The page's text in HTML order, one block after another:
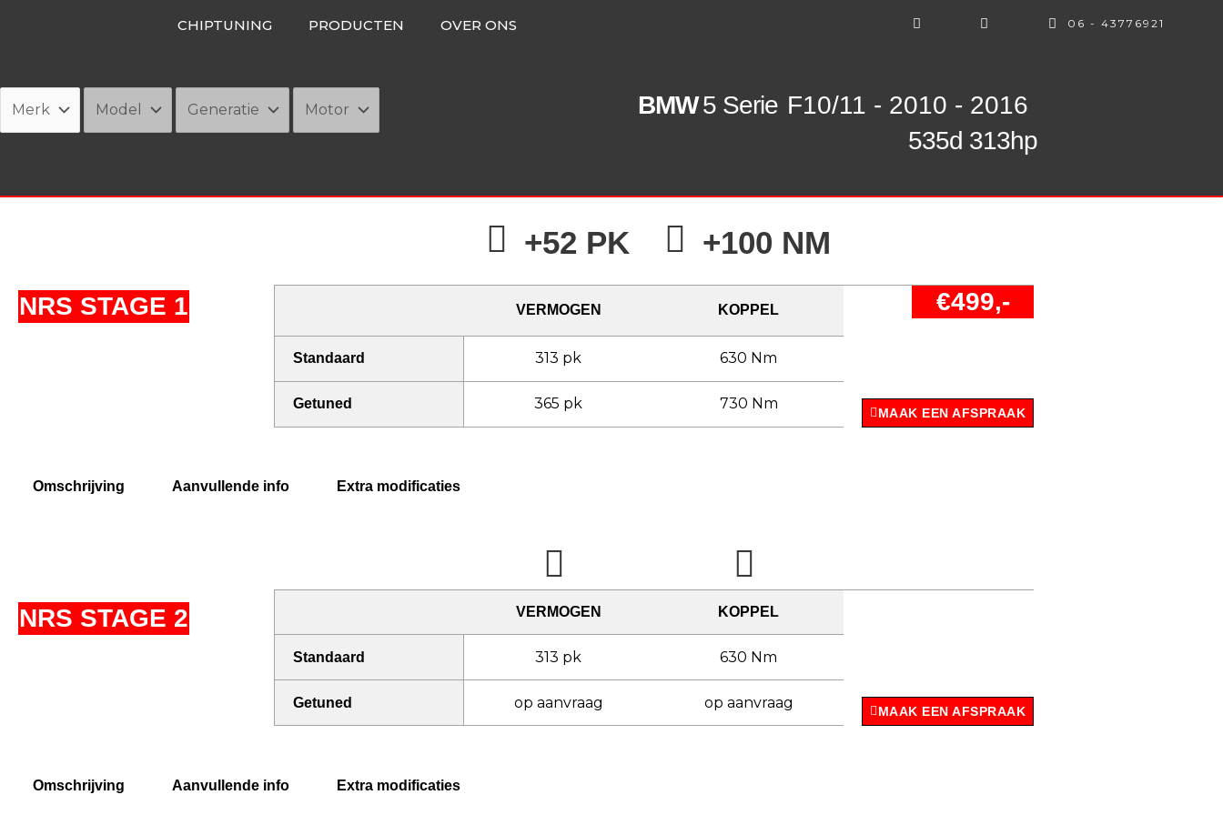
CHIPTUNING PRODUCTEN OVER ONS 06 - 43776921
BMW5 Serie F10/11 - 2010 - 2016
535d 313hp
NRS STAGE 1
+52 PK +100 NM
VERMOGEN KOPPEL €499,-
Standaard 313 pk 630 Nm
Getuned 365 pk 730 Nm
MAAK EEN AFSPRAAK
Omschrijving Aanvullende info Extra modificaties
NRS STAGE 2 VERMOGEN KOPPEL
Standaard 313 pk 630 Nm
Getuned op aanvraag op aanvraag
MAAK EEN AFSPRAAK
Omschrijving Aanvullende info Extra modificaties